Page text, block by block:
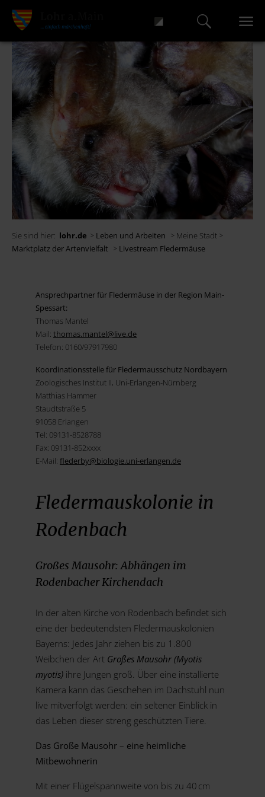
Sie sind hier: lohr.de > Leben und Arbeiten > Meine Stadt >
Marktplatz der Artenvielfalt > Livestream Fledermäuse
Ansprechpartner für Fledermäuse in der Region Main-
Spessart:
Thomas Mantel
Mail: thomas.mantel@live.de
Telefon: 0160/97917980
Koordinationsstelle für Fledermausschutz Nordbayern
Zoologisches Institut II, Uni-Erlangen-Nürnberg
Matthias Hammer
Staudtstraße 5
91058 Erlangen
Tel: 09131-8528788
Fax: 09131-852xxxx
E-Mail: flederby@biologie.uni-erlangen.de
Fledermauskolonie in
Rodenbach
Großes Mausohr: Abhängen im
Rodenbacher Kirchendach
In der alten Kirche von Rodenbach befindet sich
eine der bedeutendsten Fledermauskolonien
Bayerns: Jedes Jahr ziehen bis zu 1.800
Weibchen der Art Großes Mausohr (Myotis
myotis) ihre Jungen groß. Über eine installierte
Kamera kann das Geschehen im Dachstuhl nun
live mitverfolgt werden: ein seltener Einblick in
das Leben dieser streng geschützten Tiere.
Das Große Mausohr – eine heimliche
Mitbewohnerin
Mit einer Flügelspannweite von bis zu 40 cm